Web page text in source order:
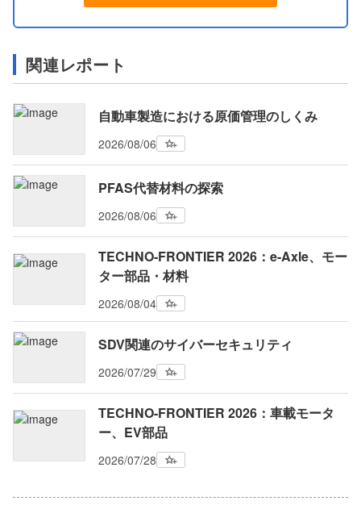
関連レポート
自動車製造における原価管理のしくみ
2026/08/06
PFAS代替材料の探索
2026/08/06
TECHNO-FRONTIER 2026：e-Axle、モー
ター部品・材料
2026/08/04
SDV関連のサイバーセキュリティ
2026/07/29
TECHNO-FRONTIER 2026：車載モータ
ー、EV部品
2026/07/28